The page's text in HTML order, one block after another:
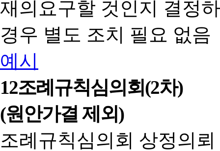
재의요구할 것인지 결정
경우 별도 조치 필요 없음
예시
12조례규칙심의회(2차)
(원안가결 제외)
조례규칙심의회 상정의